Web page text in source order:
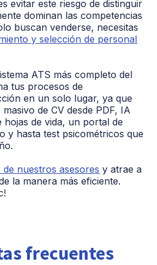
evitar este riesgo de distinguir
dominan las competencias
buscan venderse, necesitas
y selección de personal
ATS más completo del
tus procesos de
en un solo lugar, ya que
de CV desde PDF, IA
hojas de vida, un portal de
y hasta test psicométricos que
nuestros asesores y atrae a
la manera más eficiente.
frecuentes